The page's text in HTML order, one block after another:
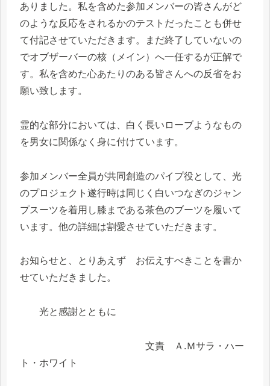
ありました。私を含めた参加メンバーの皆さんがど
のような反応をされるかのテストだったことも併せ
て付記させていただきます。まだ終了していないの
でオブザーバーの核（メイン）へ一任するが正解で
す。私を含めた心あたりのある皆さんへの反省をお
願い致します。
霊的な部分においては、白く長いローブようなもの
を男女に関係なく身に付けています。
参加メンバー全員が共同創造のパイプ役として、光
のプロジェクト遂行時は同じく白いつなぎのジャン
プスーツを着用し膝まである茶色のブーツを履いて
います。他の詳細は割愛させていただきます。
お知らせと、とりあえず お伝えすべきことを書か
せていただきました。
光と感謝とともに
文責 Ａ.Ｍサラ・ハー
ト・ホワイト